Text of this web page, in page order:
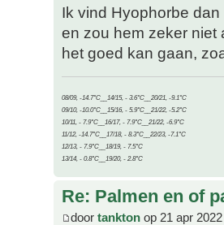
Ik vind Hyophorbe
en zou hem zeker niet
het goed kan gaan,
08/09, -14.7°C__14/15, - 3.6°C__20/21, -9.1°C
09/10, -10.0°C__15/16, - 5.9°C__21/22, -5.2°C
10/11, - 7.9°C__16/17, - 7.9°C__21/22, -6.9°C
11/12, -14.7°C__17/18, - 8.3°C__22/23, -7.1°C
12/13, - 7.9°C__18/19, - 7.5°C
13/14, - 0.8°C__19/20, - 2.8°C
Re: Palmen en of
door tankton op 21 apr